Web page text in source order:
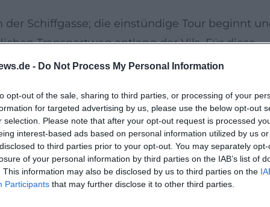
- Do Not Process My Personal Information
opt-out of the sale, sharing to third parties, or processing of your
for targeted advertising by us, please use the below opt-out
selection. Please note that after your opt-out request is processed
interest-based ads based on personal information utilized by us
to third parties prior to your opt-out. You may separately
of your personal information by third parties on the IAB’s list of
This information may also be disclosed by us to third parties on the
Participants that may further disclose it to other third parties.
Schiffgasse; die einstündige Tour beginnt
Transportweg entlang der Vils. Für diese
vorgesehen. Bitte rechtzeitig am Treffpunkt
die öffentlichen Plättenfahrten mit geprüften
verlässlicher Gästebetreuung. Buchung vorab
eingeschränkt verfügbar.
Unwetter sind vorbehalten. Der Zugang zur